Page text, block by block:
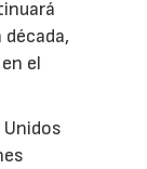
el